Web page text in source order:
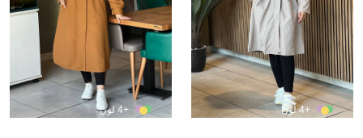
+4 لون +4 لون